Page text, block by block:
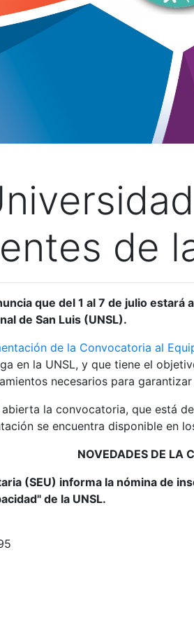
de
que del 1 al 7 de julio
de San Luis (UNSL).
de la Convocatoria al
en la UNSL, y que tiene el
necesarios para
la convocatoria, que está
se encuentra disponible en
NOVEDADES DE LA
(SEU) informa la nómina de
de la UNSL.